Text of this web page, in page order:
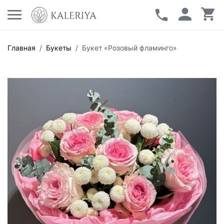
Главная / Букеты / Букет «Розовый фламинго»